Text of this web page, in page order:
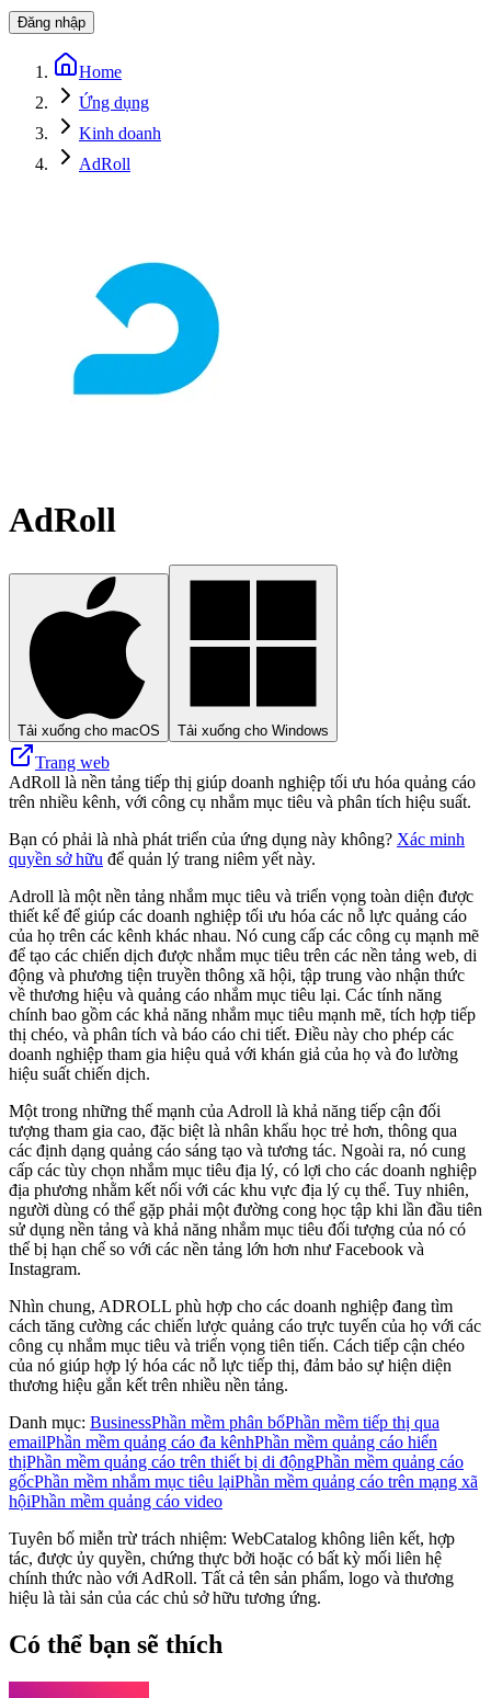
Đăng nhập
Home
Ứng dụng
Kinh doanh
AdRoll
AdRoll
Tải xuống cho macOS Tải xuống cho Windows
Trang web
AdRoll là nền tảng tiếp thị giúp doanh nghiệp tối ưu hóa quảng cáo
trên nhiều kênh, với công cụ nhắm mục tiêu và phân tích hiệu suất.
Bạn có phải là nhà phát triển của ứng dụng này không? Xác minh
quyền sở hữu để quản lý trang niêm yết này.
Adroll là một nền tảng nhắm mục tiêu và triển vọng toàn diện được
thiết kế để giúp các doanh nghiệp tối ưu hóa các nỗ lực quảng cáo
của họ trên các kênh khác nhau. Nó cung cấp các công cụ mạnh mẽ
để tạo các chiến dịch được nhắm mục tiêu trên các nền tảng web, di
động và phương tiện truyền thông xã hội, tập trung vào nhận thức
về thương hiệu và quảng cáo nhắm mục tiêu lại. Các tính năng
chính bao gồm các khả năng nhắm mục tiêu mạnh mẽ, tích hợp tiếp
thị chéo, và phân tích và báo cáo chi tiết. Điều này cho phép các
doanh nghiệp tham gia hiệu quả với khán giả của họ và đo lường
hiệu suất chiến dịch.
Một trong những thế mạnh của Adroll là khả năng tiếp cận đối
tượng tham gia cao, đặc biệt là nhân khẩu học trẻ hơn, thông qua
các định dạng quảng cáo sáng tạo và tương tác. Ngoài ra, nó cung
cấp các tùy chọn nhắm mục tiêu địa lý, có lợi cho các doanh nghiệp
địa phương nhằm kết nối với các khu vực địa lý cụ thể. Tuy nhiên,
người dùng có thể gặp phải một đường cong học tập khi lần đầu tiên
sử dụng nền tảng và khả năng nhắm mục tiêu đối tượng của nó có
thể bị hạn chế so với các nền tảng lớn hơn như Facebook và
Instagram.
Nhìn chung, ADROLL phù hợp cho các doanh nghiệp đang tìm
cách tăng cường các chiến lược quảng cáo trực tuyến của họ với các
công cụ nhắm mục tiêu và triển vọng tiên tiến. Cách tiếp cận chéo
của nó giúp hợp lý hóa các nỗ lực tiếp thị, đảm bảo sự hiện diện
thương hiệu gắn kết trên nhiều nền tảng.
Danh mục: BusinessPhần mềm phân bổPhần mềm tiếp thị qua
emailPhần mềm quảng cáo đa kênhPhần mềm quảng cáo hiển
thịPhần mềm quảng cáo trên thiết bị di độngPhần mềm quảng cáo
gốcPhần mềm nhắm mục tiêu lạiPhần mềm quảng cáo trên mạng xã
hộiPhần mềm quảng cáo video
Tuyên bố miễn trừ trách nhiệm: WebCatalog không liên kết, hợp
tác, được ủy quyền, chứng thực bởi hoặc có bất kỳ mối liên hệ
chính thức nào với AdRoll. Tất cả tên sản phẩm, logo và thương
hiệu là tài sản của các chủ sở hữu tương ứng.
Có thể bạn sẽ thích